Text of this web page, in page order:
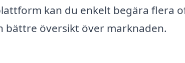
kan du enkelt begära flera
bättre översikt över marknaden.